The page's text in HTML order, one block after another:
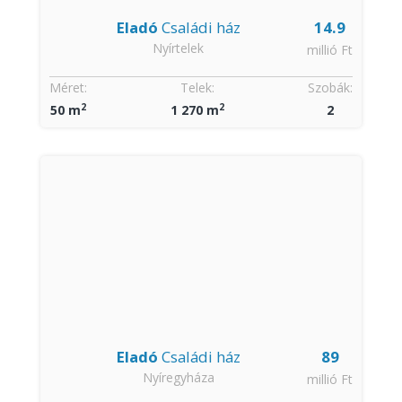
14.9
millió Ft
Eladó Családi ház
Nyírtelek
Szobák:
2
Méret:
50 m2
Telek:
1 270 m2
89
millió Ft
Eladó Családi ház
Nyíregyháza